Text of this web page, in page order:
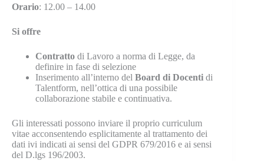
Orario: 12.00 – 14.00
Si offre
Contratto di Lavoro a norma di Legge, da
definire in fase di selezione
Inserimento all’interno del Board di Docenti di
Talentform, nell’ottica di una possibile
collaborazione stabile e continuativa.
Gli interessati possono inviare il proprio curriculum
vitae acconsentendo esplicitamente al trattamento dei
dati ivi indicati ai sensi del GDPR 679/2016 e ai sensi
del D.lgs 196/2003.